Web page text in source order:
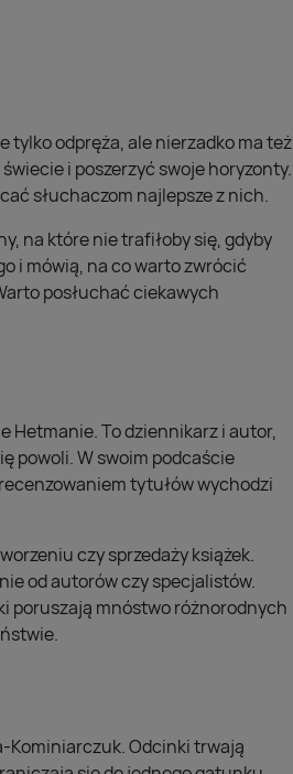
tylko odpręża, ale nierzadko ma też
i poszerzyć swoje horyzonty.
słuchaczom najlepsze z nich.
na które nie trafiłoby się, gdyby
i mówią, na co warto zwrócić
posłuchać ciekawych
Hetmanie. To dziennikarz i autor,
powoli. W swoim podcaście
tytułów wychodzi
czy sprzedaży książek.
od autorów czy specjalistów.
poruszają mnóstwo różnorodnych
Kominiarczuk. Odcinki trwają